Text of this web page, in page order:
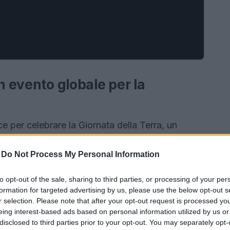
Do Not Process My Personal Information
opt-out of the sale, sharing to third parties, or processing of your
for targeted advertising by us, please use the below opt-out
selection. Please note that after your opt-out request is processed
interest-based ads based on personal information utilized by us
to third parties prior to your opt-out. You may separately
evento globale per la
per celebrare la Giornata della Terra, un
lotta per la salvaguardia del nostro Pianeta.
Day, questa manifestazione è diventata un
collettivo verso un futuro sostenibile. Nel
giornata, un traguardo che sottolinea
promuovere pratiche sostenibili.